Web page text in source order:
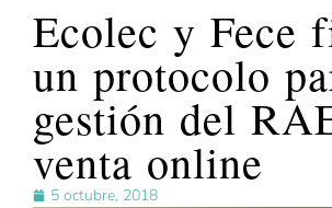
Ecolec y Fece
un protocolo
gestión del
venta online
5 octubre, 2018